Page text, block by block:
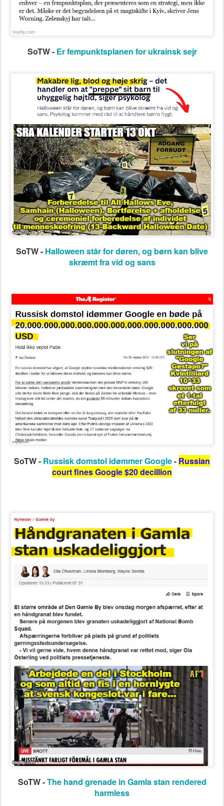
SoTW - Er fempunktsplanen for ukrainsk sejr
SoTW - Halloween står for døren, og børn kan blive
skræmt fra vid og sans
SoTW - Russisk domstol idømmer Google- Russian
court fines Google $20 decillion
SoTW -The hand grenade in Gamla stan rendered
harmless